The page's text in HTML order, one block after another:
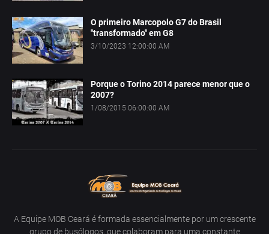
O primeiro Marcopolo G7 do Brasil
"transformado" em G8
3/10/2023 12:00:00 AM
Porque o Torino 2014 parece menor que o
2007?
1/08/2015 06:00:00 AM
A Equipe MOB Ceará é formada essencialmente por um crescente
grupo de busólogos, que colaboram para uma constante